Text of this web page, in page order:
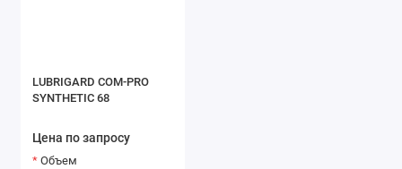
LUBRIGARD COM-PRO
SYNTHETIC 68
Цена по запросу
Объем